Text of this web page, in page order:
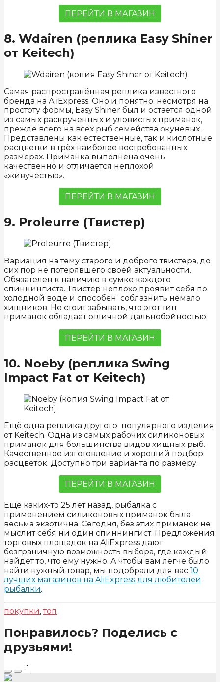
ПЕРЕЙТИ В МАГАЗИН
8. Wdairen (реплика Easy Shiner
от Keitech)
Самая распространённая реплика известного
бренда на AliExpress. Оно и понятно: несмотря на
простоту формы, Easy Shiner был и остаётся одной
из самых раскрученных и уловистых приманок,
прежде всего на всех рыб семейства окуневых.
Представлены как естественные, так и кислотные
расцветки в трёх наиболее востребованных
размерах. Приманка выполнена очень
качественно и отличается неплохой
«живучестью».
ПЕРЕЙТИ В МАГАЗИН
9. Proleurre (Твистер)
Вариация на тему старого и доброго твистера, до
сих пор не потерявшего своей актуальности.
Обязателен к наличию в сумке каждого
спиннингиста. Твистер неплохо проявит себя по
холодной воде и способен соблазнить немало
хищников. Не стоит забывать, что этот тип
приманок обладает отличной дальнобойностью.
ПЕРЕЙТИ В МАГАЗИН
10. Noeby (реплика Swing
Impact Fat от Keitech)
Ещё одна реплика другого популярного изделия
от Keitech. Одна из самых рабочих силиконовых
приманок для большинства видов хищных рыб.
Качественное изготовление и хороший подбор
расцветок. Доступно три варианта по размеру.
ПЕРЕЙТИ В МАГАЗИН
Ещё каких-то 25 лет назад, рыбалка с
применением силиконовых приманок была
весьма экзотична. Сегодня, без этих приманок не
мыслит себя ни один спиннингист. Предложения
торговых площадок на AliExpress дают
безграничную возможность выбора, где каждый
найдёт то, что ему нужно. А чтобы вам легче было
найти нужный товар, мы подобрали для вас 10
лучших магазинов на AliExpress для любителей
рыбалки.
покупки,топ
Понравилось? Поделись с
друзьями!
-1